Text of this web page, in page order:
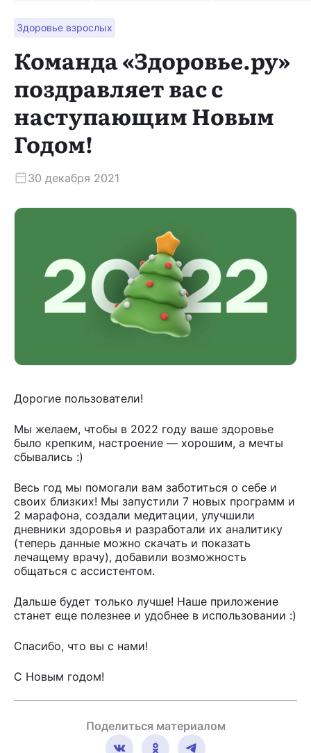
Здоровье взрослых
Команда «Здоровье.ру»
поздравляет вас с
наступающим Новым
Годом!
30 декабря 2021
Дорогие пользователи!
Мы желаем, чтобы в 2022 году ваше здоровье
было крепким, настроение — хорошим, а мечты
сбывались :)
Весь год мы помогали вам заботиться о себе и
своих близких! Мы запустили 7 новых программ и
2 марафона, создали медитации, улучшили
дневники здоровья и разработали их аналитику
(теперь данные можно скачать и показать
лечащему врачу), добавили возможность
общаться с ассистентом.
Дальше будет только лучше! Наше приложение
станет еще полезнее и удобнее в использовании :)
Спасибо, что вы с нами!
С Новым годом!
Поделиться материалом